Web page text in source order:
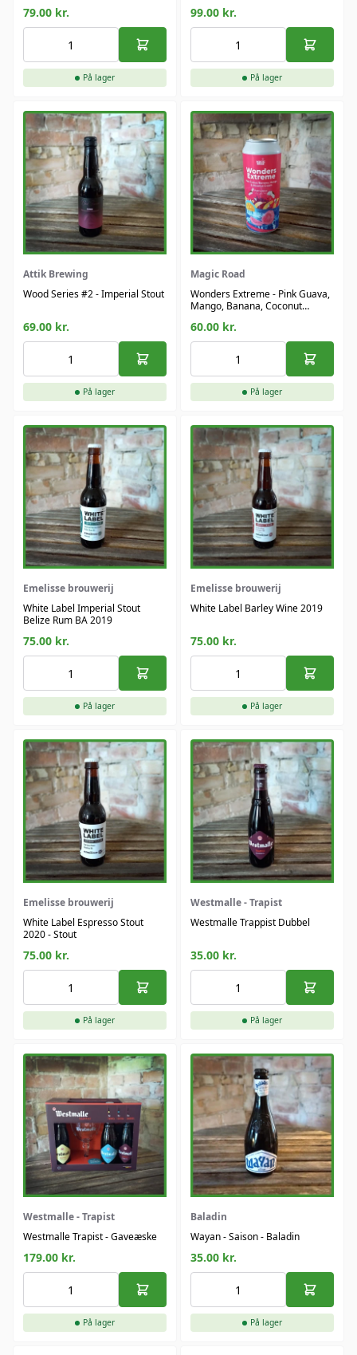
79.00 kr.
På lager
99.00 kr.
På lager
Attik Brewing
Wood Series #2 - Imperial Stout
69.00 kr.
På lager
Magic Road
Wonders Extreme - Pink Guava,
Mango, Banana, Coconut
60.00 kr.
På lager
Emelisse brouwerij
White Label Imperial Stout
Belize Rum BA 2019
75.00 kr.
På lager
Emelisse brouwerij
White Label Barley Wine 2019
75.00 kr.
På lager
Emelisse brouwerij
White Label Espresso Stout
2020 - Stout
75.00 kr.
På lager
Westmalle - Trapist
Westmalle Trappist Dubbel
35.00 kr.
På lager
Westmalle - Trapist
Westmalle Trapist - Gaveæske
179.00 kr.
På lager
Baladin
Wayan - Saison - Baladin
35.00 kr.
På lager